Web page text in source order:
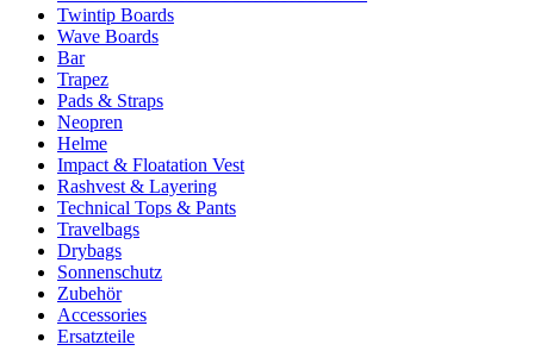
Twintip Boards
Wave Boards
Bar
Trapez
Pads & Straps
Neopren
Helme
Impact & Floatation Vest
Rashvest & Layering
Technical Tops & Pants
Travelbags
Drybags
Sonnenschutz
Zubehör
Accessories
Ersatzteile